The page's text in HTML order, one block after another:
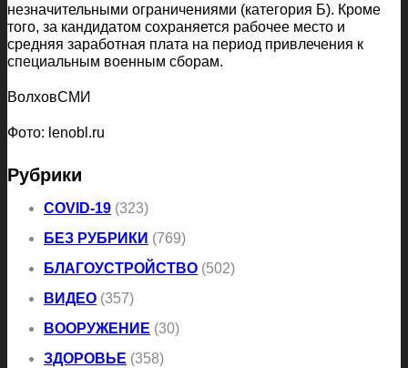
незначительными ограничениями (категория Б). Кроме
того, за кандидатом сохраняется рабочее место и
средняя заработная плата на период привлечения к
специальным военным сборам.
ВолховСМИ
Фото: lenobl.ru
Рубрики
COVID-19 (323)
БЕЗ РУБРИКИ (769)
БЛАГОУСТРОЙСТВО (502)
ВИДЕО (357)
ВООРУЖЕНИЕ (30)
ЗДОРОВЬЕ (358)